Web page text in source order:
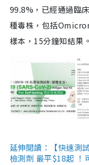
99.8%，已經通過臨
種毒株，包括
樣本，15分鐘知結果。
延伸閱讀：【快速測
檢測劑 最平$18起